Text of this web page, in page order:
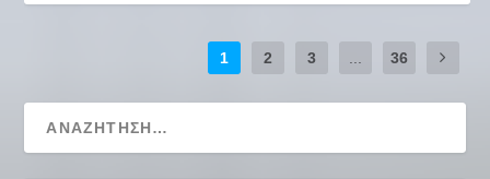
1 2 3 36